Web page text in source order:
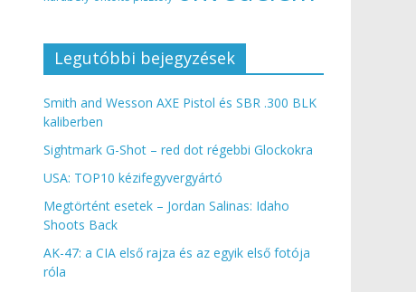
Legutóbbi bejegyzések
Smith and Wesson AXE Pistol és SBR .300 BLK
kaliberben
Sightmark G-Shot – red dot régebbi Glockokra
USA: TOP10 kézifegyvergyártó
Megtörtént esetek – Jordan Salinas: Idaho
Shoots Back
AK-47: a CIA első rajza és az egyik első fotója
róla